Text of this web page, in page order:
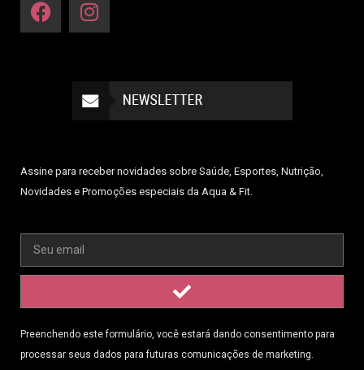
Assine para receber novidades sobre Saúde, Esportes, Nutrição,
Novidades e Promoções especiais da Aqua & Fit.
Preenchendo este formulário, você estará dando consentimento para
processar seus dados para futuras comunicações de marketing.